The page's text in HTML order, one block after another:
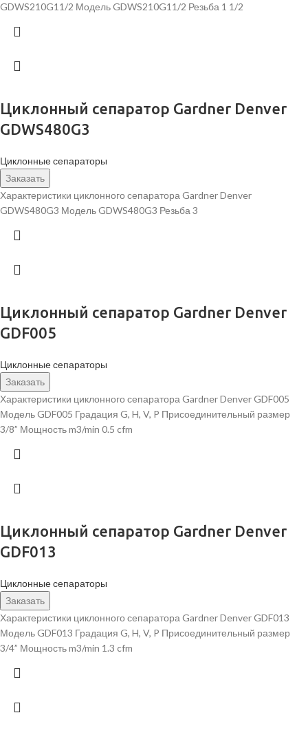
GDWS210G11/2 Модель GDWS210G11/2 Резьба 1 1/2
Циклонный сепаратор Gardner Denver
GDWS480G3
Циклонные сепараторы
Заказать
Характеристики циклонного сепаратора Gardner Denver
GDWS480G3 Модель GDWS480G3 Резьба 3
Циклонный сепаратор Gardner Denver
GDF005
Циклонные сепараторы
Заказать
Характеристики циклонного сепаратора Gardner Denver GDF005
Модель GDF005 Градация G, H, V, P Присоединительный размер
3/8” Мощность m3/min 0.5 cfm
Циклонный сепаратор Gardner Denver
GDF013
Циклонные сепараторы
Заказать
Характеристики циклонного сепаратора Gardner Denver GDF013
Модель GDF013 Градация G, H, V, P Присоединительный размер
3/4” Мощность m3/min 1.3 cfm